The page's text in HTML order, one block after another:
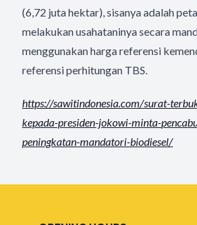
(6,72 juta hektar), sisanya adalah
melakukan usahataninya secara
menggunakan harga referensi
referensi perhitungan TBS.
https://sawitindonesia.com/surat-
kepada-presiden-jokowi-minta-
peningkatan-mandatori-biodiesel/